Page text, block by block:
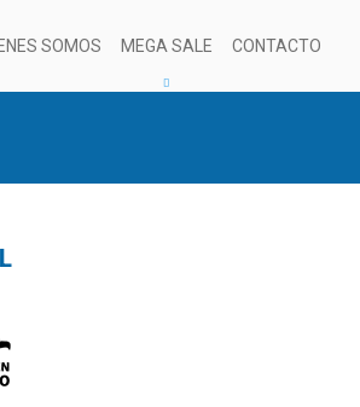
SOMOS MEGA SALE CONTACTO